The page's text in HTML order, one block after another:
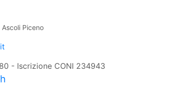
Piceno
- Iscrizione CONI 234943